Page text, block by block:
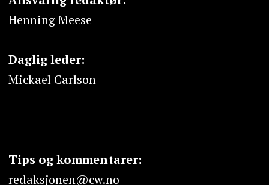
Henning Meese
Daglig leder:
Mickael Carlson
Tips og kommentarer:
redaksjonen@cw.no